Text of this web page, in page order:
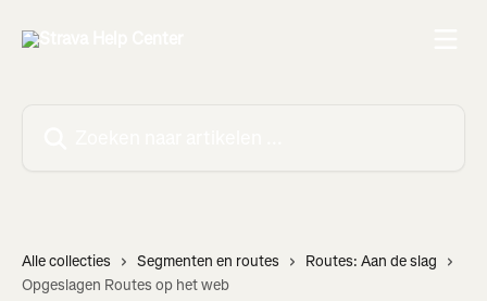
Alle collecties Segmenten en routes
Routes: Aan de slag
Opgeslagen Routes op het web